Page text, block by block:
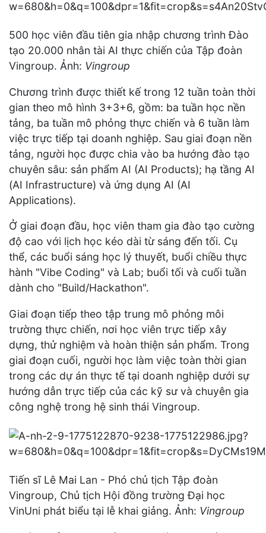
500 học viên đầu tiên gia nhập chương trình Đào
tạo 20.000 nhân tài AI thực chiến của Tập đoàn
Vingroup. Ảnh: Vingroup
Chương trình được thiết kế trong 12 tuần toàn thời
gian theo mô hình 3+3+6, gồm: ba tuần học nền
tảng, ba tuần mô phỏng thực chiến và 6 tuần làm
việc trực tiếp tại doanh nghiệp. Sau giai đoạn nền
tảng, người học được chia vào ba hướng đào tạo
chuyên sâu: sản phẩm AI (AI Products); hạ tầng AI
(AI Infrastructure) và ứng dụng AI (AI
Applications).
Ở giai đoạn đầu, học viên tham gia đào tạo cường
độ cao với lịch học kéo dài từ sáng đến tối. Cụ
thể, các buổi sáng học lý thuyết, buổi chiều thực
hành "Vibe Coding" và Lab; buổi tối và cuối tuần
dành cho "Build/Hackathon".
Giai đoạn tiếp theo tập trung mô phỏng môi
trường thực chiến, nơi học viên trực tiếp xây
dựng, thử nghiệm và hoàn thiện sản phẩm. Trong
giai đoạn cuối, người học làm việc toàn thời gian
trong các dự án thực tế tại doanh nghiệp dưới sự
hướng dẫn trực tiếp của các kỹ sư và chuyên gia
công nghệ trong hệ sinh thái Vingroup.
Tiến sĩ Lê Mai Lan - Phó chủ tịch Tập đoàn
Vingroup, Chủ tịch Hội đồng trường Đại học
VinUni phát biểu tại lễ khai giảng. Ảnh: Vingroup